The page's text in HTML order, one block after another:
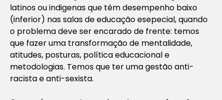
latinos ou indigenas que têm desempenho baixo
(inferior) nas salas de educação esepecial, quando
o problema deve ser encarado de frente: temos
que fazer uma transformação de mentalidade,
atitudes, posturas, política educacional e
metodologias. Temos que ter uma gestão anti-
racista e anti-sexista.